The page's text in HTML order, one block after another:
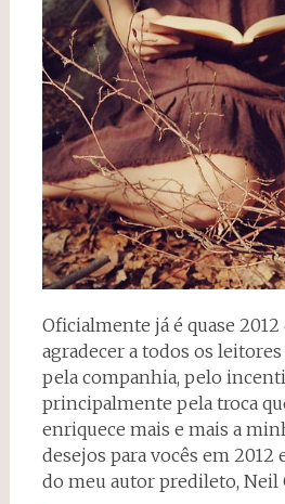
Oficialmente já é quase 2012
agradecer a todos os
pela companhia, pelo
principalmente pela troca
enriquece mais e mais a
desejos para vocês em 2012
do meu autor predileto, Neil